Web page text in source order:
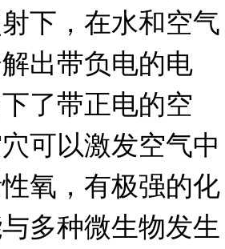
下，在水和空气
出带负电的电
了带正电的空
可以激发空气中
氧，有极强的化
多种微生物发生